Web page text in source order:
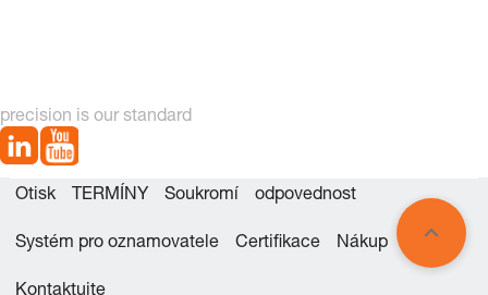
precision is our standard
Otisk TERMÍNY Soukromí odpovednost
Systém pro oznamovatele Certifikace Nákup